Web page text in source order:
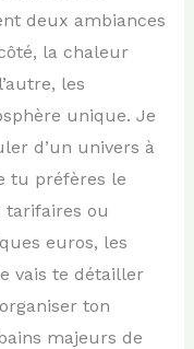
deux ambiances
la chaleur
les
unique. Je
d’un univers à
tu préfères le
tarifaires ou
euros, les
vais te détailler
ton
majeurs de